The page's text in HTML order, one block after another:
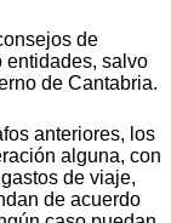
de
entidades, salvo
de Cantabria.
anteriores, los
alguna, con
de viaje,
de acuerdo